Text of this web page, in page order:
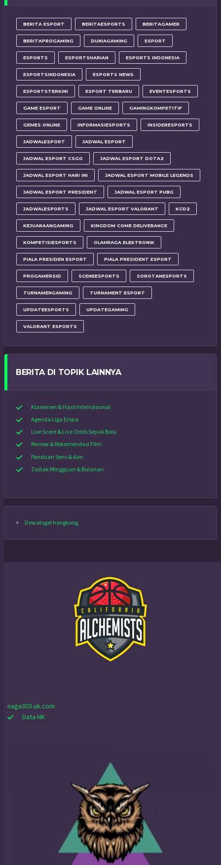
BERITA ESPORT BERITAESPORTS BERITAGAMER
BERITAPROGAMING DUNIAGAMING ESPORT
ESPORTS ESPORTSHARIAN ESPORTS INDONESIA
ESPORTSINDONESIA ESPORTS NEWS
ESPORTSTERKINI ESPORT TERBARU EVENTESPORTS
GAME ESPORT GAME ONLINE GAMINGKOMPETITIF
GEMES ONLINE INFORMASIESPORTS INSIDERESPORTS
JADWALESPORT JADWAL ESPORT
JADWAL ESPORT CSGO JADWAL ESPORT DOTA2
JADWAL ESPORT HARI INI JADWAL ESPORT MOBILE LEGENDS
JADWAL ESPORT PRESIDENT JADWAL ESPORT PUBG
JADWALESPORTS JADWAL ESPORT VALORANT KCD2
KEJUARAANGAMING KINGDOM COME DELIVERANCE
KOMPETISIESPORTS OLAHRAGA ELEKTRONIK
PIALA PRESIDEN ESPORT PIALA PRESIDENT ESPORT
PROGAMERSID SCENEESPORTS SOROTANESPORTS
TURNAMENGAMING TURNAMENT ESPORT
UPDATEESPORTS UPDATEGAMING
VALORANT ESPORTS
BERITA DI TOPIK LAINNYA
Klasemen & Hasil Internasional
Agenda Liga Eropa
Live Score & Live Odds Sepak Bola
Review & Rekomendasi Film
Panduan Sens & Aim
Zodiak Mingguan & Bulanan
Dewatogel hongkong
naga303.uk.com
Data HK